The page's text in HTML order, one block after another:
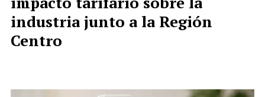
industria junto a la Región
Centro